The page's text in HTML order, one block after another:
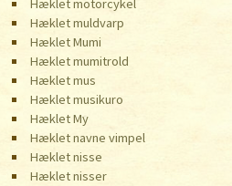
Hæklet motorcykel
Hæklet muldvarp
Hæklet Mumi
Hæklet mumitrold
Hæklet mus
Hæklet musikuro
Hæklet My
Hæklet navne vimpel
Hæklet nisse
Hæklet nisser